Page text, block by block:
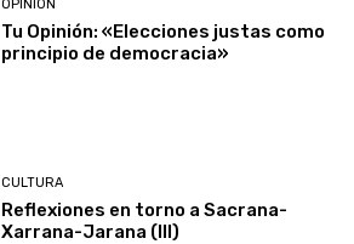
OPINIÓN
Tu Opinión: «Elecciones justas como
principio de democracia»
CULTURA
Reflexiones en torno a Sacrana-
Xarrana-Jarana (III)